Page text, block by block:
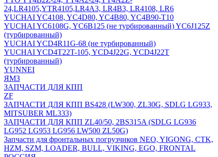
24,LR4105,YTR4105,LR4A3, LR4B3, LR4108, LR6
YUCHAI YC4108, YC4D80, YC4B80, YC4B90-T10
YUCHAI YC6108G, YC6B125 (не турбированный) YC6J125Z
(турбированный)
YUCHAI YCD4R11G-68 (не турбированный)
YUCHAI YCD4T22T-105, YCD4J22G, YCD4J22T
(турбированный)
YUNNEI
ЯМЗ
ЗАПЧАСТИ ДЛЯ КПП
ZF
ЗАПЧАСТИ ДЛЯ КПП BS428 (LW300, ZL30G, SDLG LG933,
MITSUBER ML333)
ЗАПЧАСТИ ДЛЯ КПП ZL40/50, 2BS315A (SDLG LG936
LG952 LG953 LG956 LW500 ZL50G)
Запчасти для фронтальных погрузчиков NEO, YIGONG, CTK,
HZM, SZM, LOADER, BULL, VIKING, EGO, FRONTAL